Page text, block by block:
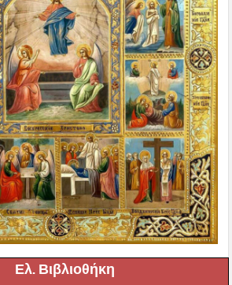
Ελ. Βιβλιοθήκη